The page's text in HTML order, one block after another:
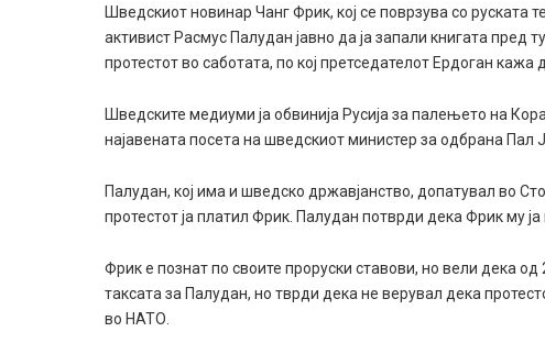
Шведскиот новинар Чанг Фрик, кој се поврзува со руската
активист Расмус Палудан јавно да ја запали книгата
протестот во саботата, по кој претседателот Ердоган
Шведските медиуми ја обвинија Русија за палењето на
најавената посета на шведскиот министер за одбрана Пал
Палудан, кој има и шведско државјанство, допатувал во
протестот ја платил Фрик. Палудан потврди дека Фрик му
Фрик е познат по своите проруски ставови, но вели дека
таксата за Палудан, но тврди дека не верувал дека
во НАТО.